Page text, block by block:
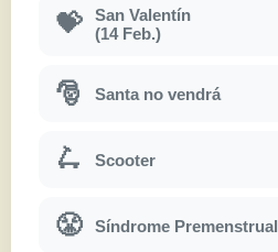
💝
San Valentín
(14 Feb.)
🎅 Santa no vendrá
🛴 Scooter
😤 Síndrome Premenstrual